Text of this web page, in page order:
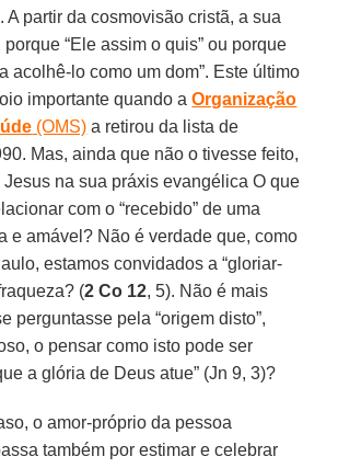
A partir da cosmovisão cristã, a sua
“Ele assim o quis” ou porque
acolhê-lo como um dom”. Este último
importante quando aOrganização
(OMS) a retirou da lista de
Mas, ainda que não o tivesse feito,
Jesus na sua práxis evangélica O que
com o “recebido” de uma
e amável? Não é verdade que, como
estamos convidados a “gloriar-
(2 Co 12, 5). Não é mais
perguntasse pela “origem disto”,
o pensar como isto pode ser
a glória de Deus atue” (Jn 9, 3)?
o amor-próprio da pessoa
também por estimar e celebrar